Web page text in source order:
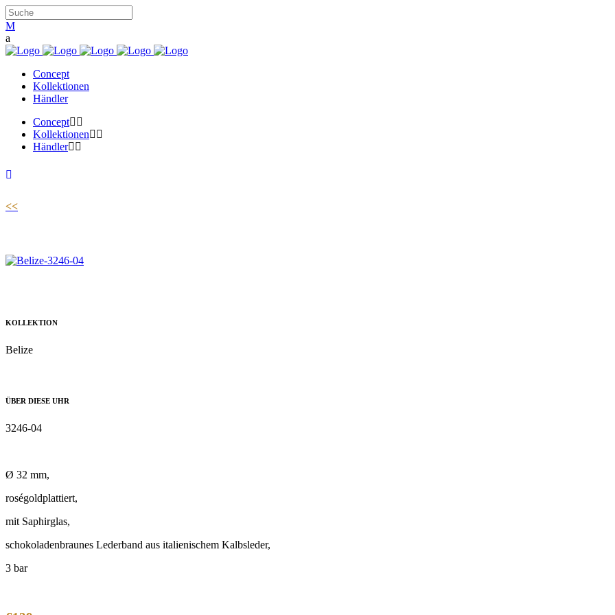
Concept
Kollektionen
Händler
Concept
Kollektionen
Händler
<<
KOLLEKTION
Belize
ÜBER DIESE UHR
3246-04
Ø 32 mm,
roségoldplattiert,
mit Saphirglas,
schokoladenbraunes Lederband aus italienischem Kalbsleder,
3 bar